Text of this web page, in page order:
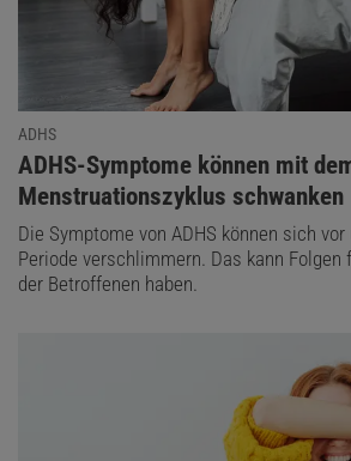
ADHS
:
ADHS-Symptome können mit
Menstruationszyklus schwanken
Die Symptome von ADHS können sich
Periode verschlimmern. Das kann Folgen
der Betroffenen haben.